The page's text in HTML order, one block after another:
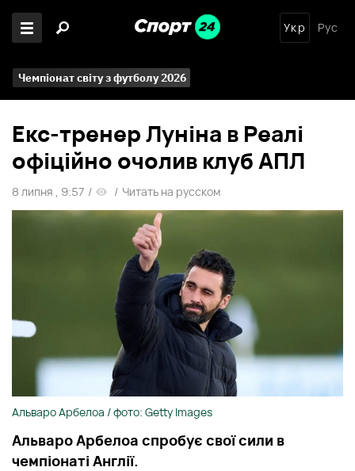
Укр Рус
Чемпіонат світу з футболу 2026
Екс-тренер Луніна в Реалі
офіційно очолив клуб АПЛ
8 липня , 9:57 / / Читать на русском
Альваро Арбелоа / фото: Getty Images
Альваро Арбелоа спробує свої сили в
чемпіонаті Англії.